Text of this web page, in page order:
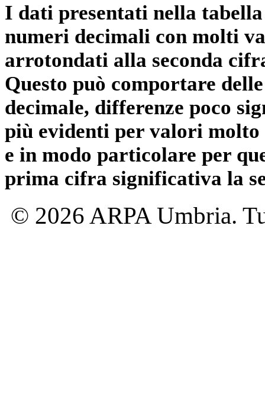
I dati presentati nella
numeri decimali con molti
arrotondati alla seconda
Questo può comportare
decimale, differenze poco
più evidenti per valori
e in modo particolare per
prima cifra significativa la
© 2026 ARPA Umbria.